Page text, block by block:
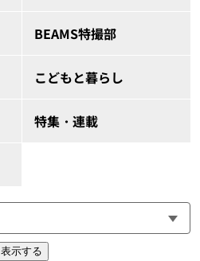
BEAMS特撮部
こどもと暮らし
特集・連載
表示する